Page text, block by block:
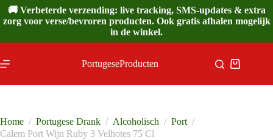
Ga
naar
de
🚚 Verbeterde verzending: live tracking, SMS-updates & extra
zorg voor verse/bevroren producten. Ook gratis afhalen mogelijk
in de winkel.
PortugeseProducten
Home / Portugese Drank / Alcoholisch / Port /
Calem Port Wijn Ruby 3 Velhotes 75 Cl